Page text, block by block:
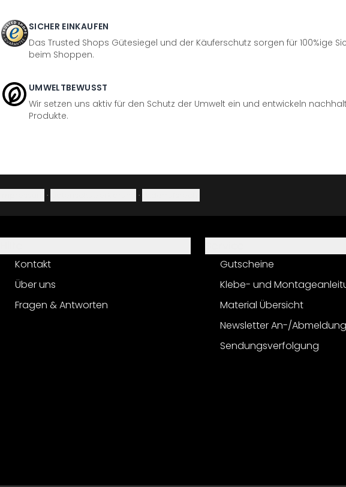
SICHER EINKAUFEN
Das Trusted Shops Gütesiegel und der Käuferschutz sorgen für 100%ige
beim Shoppen.
UMWELTBEWUSST
Wir setzen uns aktiv für den Schutz der Umwelt ein und entwickeln
Produkte.
· ·
Kontakt
Über uns
Fragen & Antworten
Gutscheine
Klebe- und
Material Übersicht
Newsletter An-/Abmeldung
Sendungsverfolgung